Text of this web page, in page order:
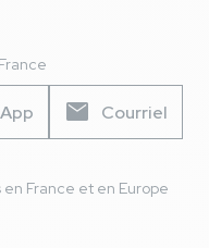
mail Courriel
France et en Europe